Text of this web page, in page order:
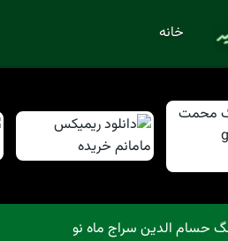
خانه
حسام الدین سراج ماه نو